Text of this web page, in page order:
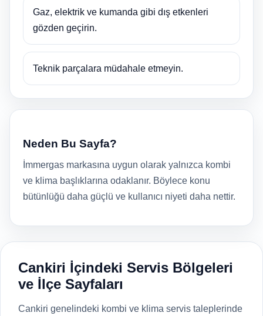
Gaz, elektrik ve kumanda gibi dış etkenleri
gözden geçirin.
Teknik parçalara müdahale etmeyin.
Neden Bu Sayfa?
İmmergas markasına uygun olarak yalnızca kombi
ve klima başlıklarına odaklanır. Böylece konu
bütünlüğü daha güçlü ve kullanıcı niyeti daha nettir.
Cankiri İçindeki Servis Bölgeleri
ve İlçe Sayfaları
Cankiri genelindeki kombi ve klima servis taleplerinde